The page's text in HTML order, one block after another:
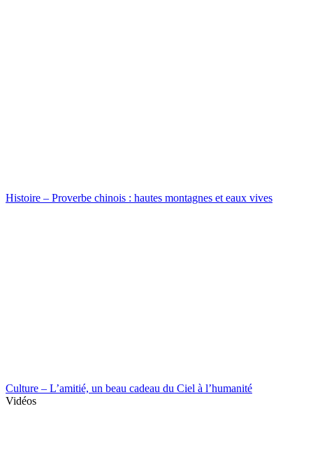
Histoire – Proverbe chinois : hautes montagnes et eaux vives
Culture – L’amitié, un beau cadeau du Ciel à l’humanité
Vidéos